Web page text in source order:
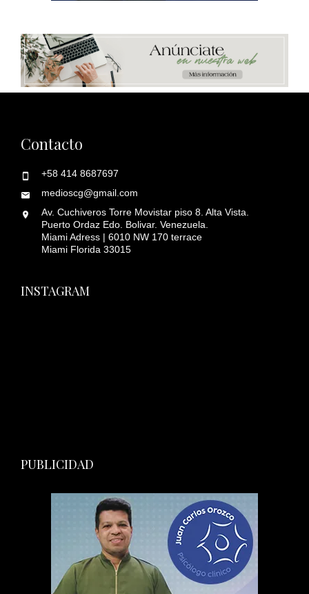
Contacto
+58 414 8687697
medioscg@gmail.com
Av. Cuchiveros Torre Movistar piso 8. Alta Vista.
Puerto Ordaz Edo. Bolivar. Venezuela.
Miami Adress | 6010 NW 170 terrace
Miami Florida 33015
INSTAGRAM
PUBLICIDAD